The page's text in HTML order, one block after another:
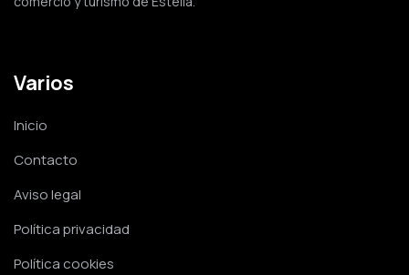
Varios
Inicio
Contacto
Aviso legal
Política privacidad
Política cookies